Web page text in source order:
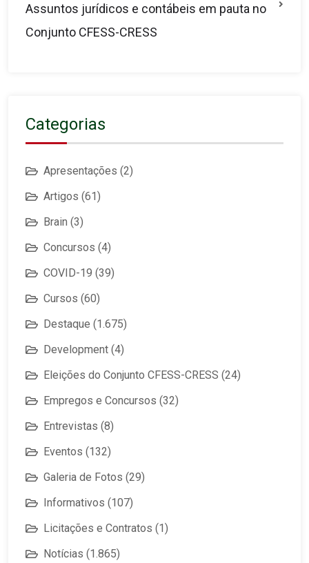
Assuntos jurídicos e contábeis em pauta no
Conjunto CFESS-CRESS
Categorias
Apresentações (2)
Artigos (61)
Brain (3)
Concursos (4)
COVID-19 (39)
Cursos (60)
Destaque (1.675)
Development (4)
Eleições do Conjunto CFESS-CRESS (24)
Empregos e Concursos (32)
Entrevistas (8)
Eventos (132)
Galeria de Fotos (29)
Informativos (107)
Licitações e Contratos (1)
Notícias (1.865)